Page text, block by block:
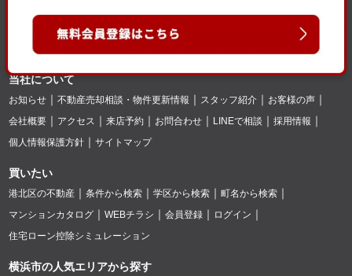
当社について
お知らせ 不動産売却相談・物件更新情報 スタッフ紹介
お客様の声
会社概要
アクセス 来店予約 お問合わせ LINEで相談
採用情報
個人情報保護方針
サイトマップ
買いたい
港北区の不動産 条件から検索 学区から検索
町名から検索
マンションカタログ
WEBチラシ 会員登録
ログイン
住宅ローン控除シミュレーション
横浜市の人気エリアから探す